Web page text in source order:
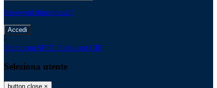
Password dimenticata?
-
Entra con SPID Entra con CIE
Seleziona utente
button close ×